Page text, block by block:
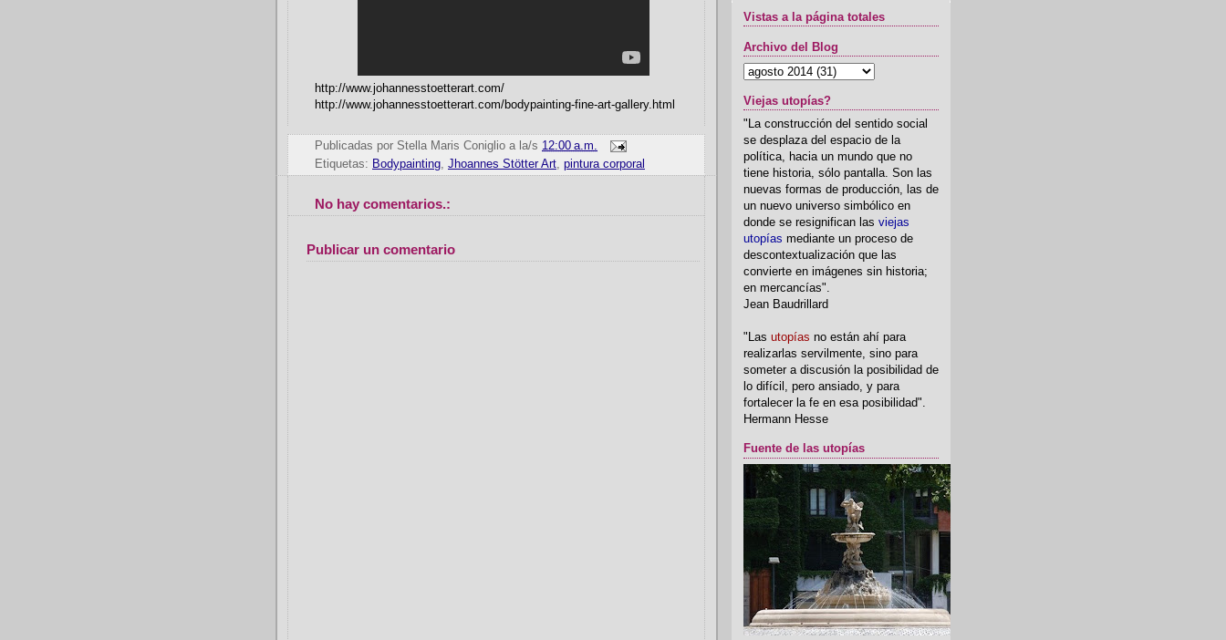
http://www.johannesstoetterart.com/
http://www.johannesstoetterart.com/bodypainting-fine-art-gallery.html
Publicadas por Stella Maris Coniglio a la/s 12:00 a.m.
Etiquetas: Bodypainting, Jhoannes Stötter Art, pintura corporal
No hay comentarios.:
Publicar un comentario
Vistas a la página totales
Archivo del Blog
Viejas utopías?
"La construcción del sentido social
se desplaza del espacio de la
política, hacia un mundo que no
tiene historia, sólo pantalla. Son las
nuevas formas de producción, las de
un nuevo universo simbólico en
donde se resignifican las viejas
utopías mediante un proceso de
descontextualización que las
convierte en imágenes sin historia;
en mercancías".
Jean Baudrillard
"Las utopías no están ahí para
realizarlas servilmente, sino para
someter a discusión la posibilidad de
lo difícil, pero ansiado, y para
fortalecer la fe en esa posibilidad".
Hermann Hesse
Fuente de las utopías